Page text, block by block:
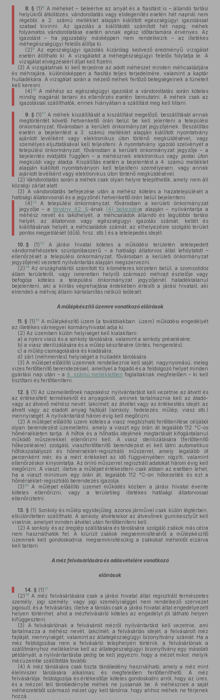
8. § (1)8 A méheket – beleértve az anyát és a fiasítást is – állandó tartási
helyükről átköltözés, vándoroltatás vagy elidegenítés esetén hét napnál nem
régebbi, a 2. számú melléklet alapján kiállított egészségügyi igazolással
szabad kivinni. Az igazolás a kiállítástól számított hét napig, méhek
folyamatos vándoroltatása esetén annak egész időtartamára érvényes. Az
igazolást – ha jogszabály másképpen nem rendelkezik – az illetékes
méhegészségügyi felelős állítja ki.
(2)9Az egészségügyi igazolás kizárólag kedvező eredményű vizsgálat
esetén állítható ki. A vizsgálatot a méhegészségügyi felelős folytatja le. A
vizsgálat elvégzéséért díjat kell fizetni.
(3) A vizsgálatnak ki kell terjednie az adott méhészet minden méhcsaládjára
és méhrajára, különösképpen a fiasítás teljes terjedelmére, valamint a kaptár
hulladékára. A vizsgálat során a mézelő méhek fertőző betegségeinek a tüneteit
kell keresni.
(4) 10A méhész az egészségügyi igazolást a vándoroltatás során köteles
mindig magánál tartani és ellenőrzés esetén bemutatni. A méhek csak az
igazolással szállíthatók, ennek hiányában a szállítást meg kell tiltani.
9. § (1) 11 A méhek kiszállítását a kiszállítást megelőző, beszállítását annak
megtörténtét követő hetvenkettő órán belül be kell jelenteni a települési
önkormányzat, fővárosban a kerületi önkormányzat jegyzőjének. Beszállítás
esetén a bejelentést a 3. számú melléklet alapján kiállított nyomtatvány
ajánlott levélként vagy elektronikus úton történő megküldésével, vagy
személyes eljuttatásával kell teljesíteni. A nyomtatvány igazoló szelvényét a
települési önkormányzat, fővárosban a kerületi önkormányzat jegyzője – a
bejelentés módjától függően – a méhésznek elektronikus vagy postai úton
megküldi vagy átadja. Kiszállítás esetén a bejelentést a 4. számú melléklet
alapján kiállított nyomtatványon kell teljesíteni személyesen, vagy annak
ajánlott levélként vagy elektronikus úton történő megküldésével.
(2) Vándoroltatás során a méhek csak olyan helyre telepíthetők, amely nem áll
községi zárlat alatt.
(3) A vándoroltatás befejezése után a méhész köteles a hazatelepülését a
hatósági állatorvosnál és a jegyzőnél hetvenkettő órán belül bejelenteni.
(4) 12
A települési önkormányzat, fővárosban a kerületi önkormányzat
jegyzője – a törvény 42. §-ának (4) bekezdése alapján – nyilvántartja a
méhész nevét és lakóhelyét, a méhcsaládok állandó és legutóbbi tartási
helyét, az állatorvosi vagy egészségügyi igazolás számát, keltét és
kiállításának helyét, a méhcsaládok számát, az elhelyezésre szolgáló terület
pontos megjelölését (dűlő, hrsz. stb.) és a letelepedés idejét.
10. § (1) 13A járási hivatal köteles a működési területén letelepedett
vándorméhészetek szúrópróbaszerű – a hatósági állatorvos által lefolytatott –
ellenőrzését a települési önkormányzat, fővárosban a kerületi önkormányzat
jegyzőjénél vezetett nyilvántartás alapján megszervezni.
(2) 14 Az országhatártól számított tíz kilométeres körzeten belül, a szomszédos
állam területéről, vagy ismeretlen helyről származó méhrajt észlelője vagy
befogója köteles a települési önkormányzat jegyzőjénél haladéktalanul
bejelenteni, aki a kiirtás végrehajtása érdekében értesíti a járási hivatalt, aki
elrendeli a méhraj állami kártalanítás nélküli leölését.
A műlépkészítő üzemre vonatkozó előírások
11. § (1) 15A műlépkészítő üzem (a továbbiakban: üzem) működési engedélyét
az illetékes vármegyei kormányhivatal adja ki.
(2) Az üzemben külön helyiséget kell kialakítani:
a) a nyers viasz és a sonkoly tárolására, valamint a sonkoly préselésére;
b) a viasz sterilizálására és a műlép készítésére (öntés, hengerelés);
c) a műlép csomagolására és kiadására;
d) zárt (méhmentes) helyiséget a hulladék tárolására.
(3) A műlépet előállító üzemnek rendelkeznie kell saját, nagynyomású, meleg
vizes fertőtlenítő berendezéssel, amellyel a fogadó és a feldolgozó helyet minden
gyártási nap után – a 6. számú mellékletben foglaltaknak megfelelően – ki kell
tisztítani és fertőtleníteni.
12. § (1) Az üzemeltetőnek naprakész nyilvántartást kell vezetnie az átvett és
az értékesített termékekről és anyagokról, aminek tartalmaznia kell az átadó-
vagy az átvevő méhész nevét; lakcímét; az átvétel vagy az értékesítés idejét; az
átvett vagy az eladott anyag fajtáját (sonkoly, fedelezés, műlép, viasz stb.)
mennyiségét. A nyilvántartást három évig kell megőrizni.
(2) A műlépet előállító üzem köteles a viasz megbízható fertőtlenítése céljából
olyan berendezést üzemeltetni, amely a viaszt egy órán át legalább 112 °C-os
hőmérsékleten tartja. A hőfok és a hőhatás idejének megtartását kifogástalanul
működő műszerekkel ellenőrizni kell. A viasz sterilizálására (fertőtlenítő
hőkezelésére) szolgáló, viaszfertőtlenítő berendezést el kell látni automatikus
hőfokszabályozó és hőmérséklet-regisztráló műszerrel, amely legalább öt
percenként mér, és a mért értékeket az idő függvényében rögzíti, valamint
ellenőrzéskor kinyomtatja. Az öníró műszerrel regisztrált adatokat három évig kell
megőrizni. A viaszt, illetve a műlépet értékesíteni csak abban az esetben lehet,
ha a viaszt minimum egy órán át, legalább 112 °C-on hőkezelték és ezt a
hőmérséklet-regisztráló berendezés igazolja.
(3) 16
A műlépet előállító üzemet működés közben a járási hivatal évente
köteles ellenőrizni, vagy a területileg illetékes hatósági állatorvossal
ellenőriztetni.
13. § (1) Sonkoly és műlép egyidejűleg, azonos járművel csak külön légtérben,
elkülönítetten szállítható. A sonkoly átvételekor az átvevőnek gumikesztyűt kell
viselnie, amelyet minden átvétel után fertőtleníteni kell.
(2) A sonkoly és az öreglép szállítására és tárolására szolgáló zsákok más célra
nem használhatók fel. A kiürült zsákok megsemmisítéséről a műlépkészítő
üzemnek kell gondoskodnia, megsemmisítésükig a zsákokat méhektől elzárva
kell tartani.
A méz felvásárlására és adásvételére vonatkozó
előírások
14. § (1) 17
(2) 18 A méz felvásárlására csak a járási hivatal által regisztrált természetes
személy, jogi személy, vagy jogi személyiséggel nem rendelkező szervezet
jogosult, és a felvásárlás, illetve a tárolás csak a járási hivatal által engedélyezett
helyen történhet, ahol a mézfelvásárló köteles az engedélyt jól látható helyen
kifüggeszteni.
(3) A felvásárlónak a felvásárolt mézről nyilvántartást kell vezetnie, ami
tartalmazza a méhész nevét, lakcímét, a felvásárlás idejét, a felvásárolt méz
fajtáját, mennyiségét, valamint az állategészségügyi bizonyítvány számát. Ha a
méz feldolgozása nem a felvásárló telephelyén történik, a felvásárlónak a
szállítmányhoz mellékelnie kell az állategészségügyi bizonyítvány egy másolati
példányát, a nyilvántartásba pedig be kell jegyezni, hogy a mézet mikor, melyik
mézüzembe szállították tovább.
(4) A méz tárolására csak tiszta tárolóedény használható, amely a méz mint
élelmiszer tárolására alkalmas, és megfelelően fertőtleníthető. A méz
felvásárlója, feldolgozója és értékesítője köteles gondoskodni arról, hogy az üres,
és a mézzel teli tárolóedénybe méhek ne jussanak be. A méhésznek a saját
méhészetéből származó mézet úgy kell tárolnia, hogy ahhoz méhek ne férjenek
hozzá.